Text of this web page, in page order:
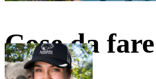
Cose da